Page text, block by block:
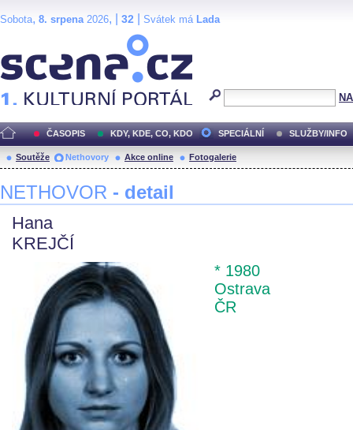
Sobota, 8. srpena2026, | 32 Svátek má Lada
ČASOPIS KDY, KDE, CO, KDO SPECIÁLNÍ SLUŽBY/INFO
Soutěže Nethovory Akce online Fotogalerie
NETHOVOR - detail
Hana
KREJČÍ
* 1980
Ostrava
ČR